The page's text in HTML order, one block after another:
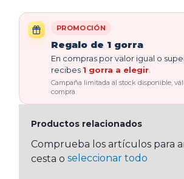
PROMOCIÓN
Regalo de 1 gorra
En compras por valor igual o
recibes 1 gorra a elegir
Campaña limitada al stock disponible,
compra.
Productos relacionados
Comprueba los artículos para
cesta o seleccionar todo